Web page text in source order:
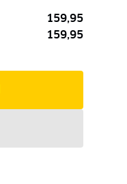
159,95
159,95